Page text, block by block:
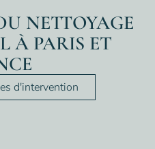
NETTOYAGE
À PARIS ET
d'intervention